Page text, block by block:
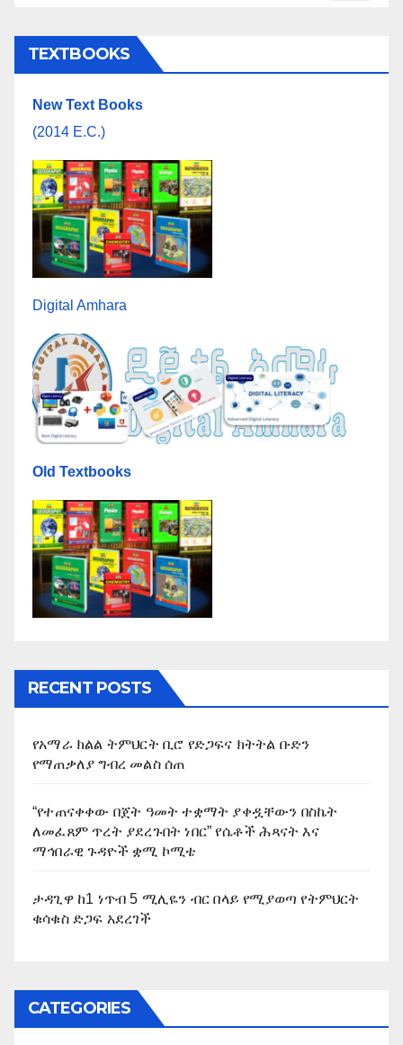
TEXTBOOKS
New Text Books
(2014 E.C.)
Digital Amhara
Old Textbooks
RECENT POSTS
የአማራ ክልል ትምህርት ቢሮ የድጋፍና ክትትል ቡድን
የማጠቃለያ ግብረ መልስ ሰጠ
“የተጠናቀቀው በጀት ዓመት ተቋማት ያቀዷቸውን በስኬት
ለመፈጸም ጥረት ያደረጉበት ነበር” የሴቶች ሕጻናት እና
ማኅበራዊ ጉዳዮች ቋሚ ኮሚቴ
ታዳጊዋ ከ1 ነጥብ 5 ሚሊዬን ብር በላይ የሚያወጣ የትምህርት
ቁሳቁስ ድጋፍ አደረገች
CATEGORIES